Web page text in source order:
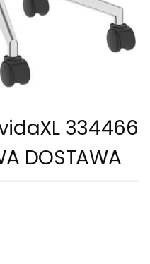
334466
DOSTAWA